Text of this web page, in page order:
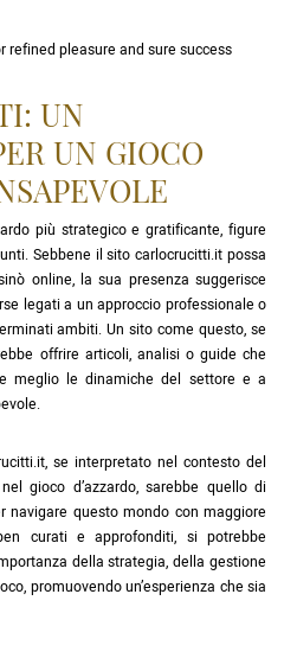
UN
UN GIOCO
più strategico e gratificante, figure
Sebbene il sito carlocrucitti.it possa
online, la sua presenza suggerisce
legati a un approccio professionale o
ambiti. Un sito come questo, se
offrire articoli, analisi o guide che
meglio le dinamiche del settore e a
se interpretato nel contesto del
gioco d’azzardo, sarebbe quello di
navigare questo mondo con maggiore
curati e approfonditi, si potrebbe
della strategia, della gestione
promuovendo un’esperienza che sia